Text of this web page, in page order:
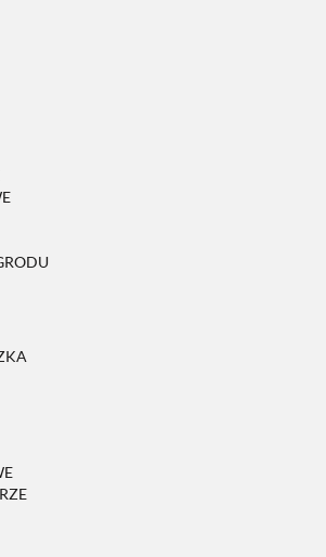
OGRODU
APTECZKA